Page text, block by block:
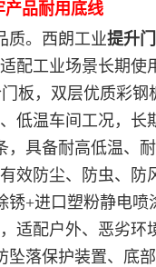
产品耐用底线
质。西朗工业提升门
配工业场景长期使
板，双层优质彩
低温车间工况，长
，具备耐高低温、
效防尘、防虫、防
锈+进口塑粉静电
适配户外、恶劣环
坠落保护装置、底